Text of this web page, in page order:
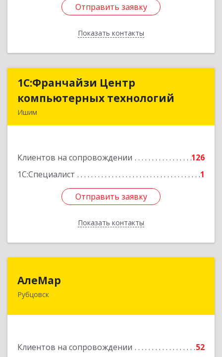
Отправить заявку
Показать контакты
Отправить заявку
Назад
1С:Франчайзи Центр
компьютерных технологий
Ишим
Клиентов на сопровождении
126
1С:Специалист
1
Отправить заявку
Показать контакты
1С:Франчайзи Центр
компьютерных технологий
Подробнее
Отправить заявку
Назад
АлеМар
Рубцовск
Клиентов на сопровождении 52